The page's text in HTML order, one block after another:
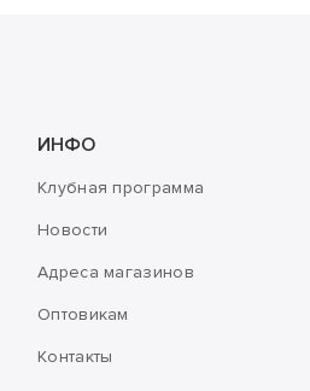
ИНФО
Клубная программа
Новости
Адреса магазинов
Оптовикам
Контакты